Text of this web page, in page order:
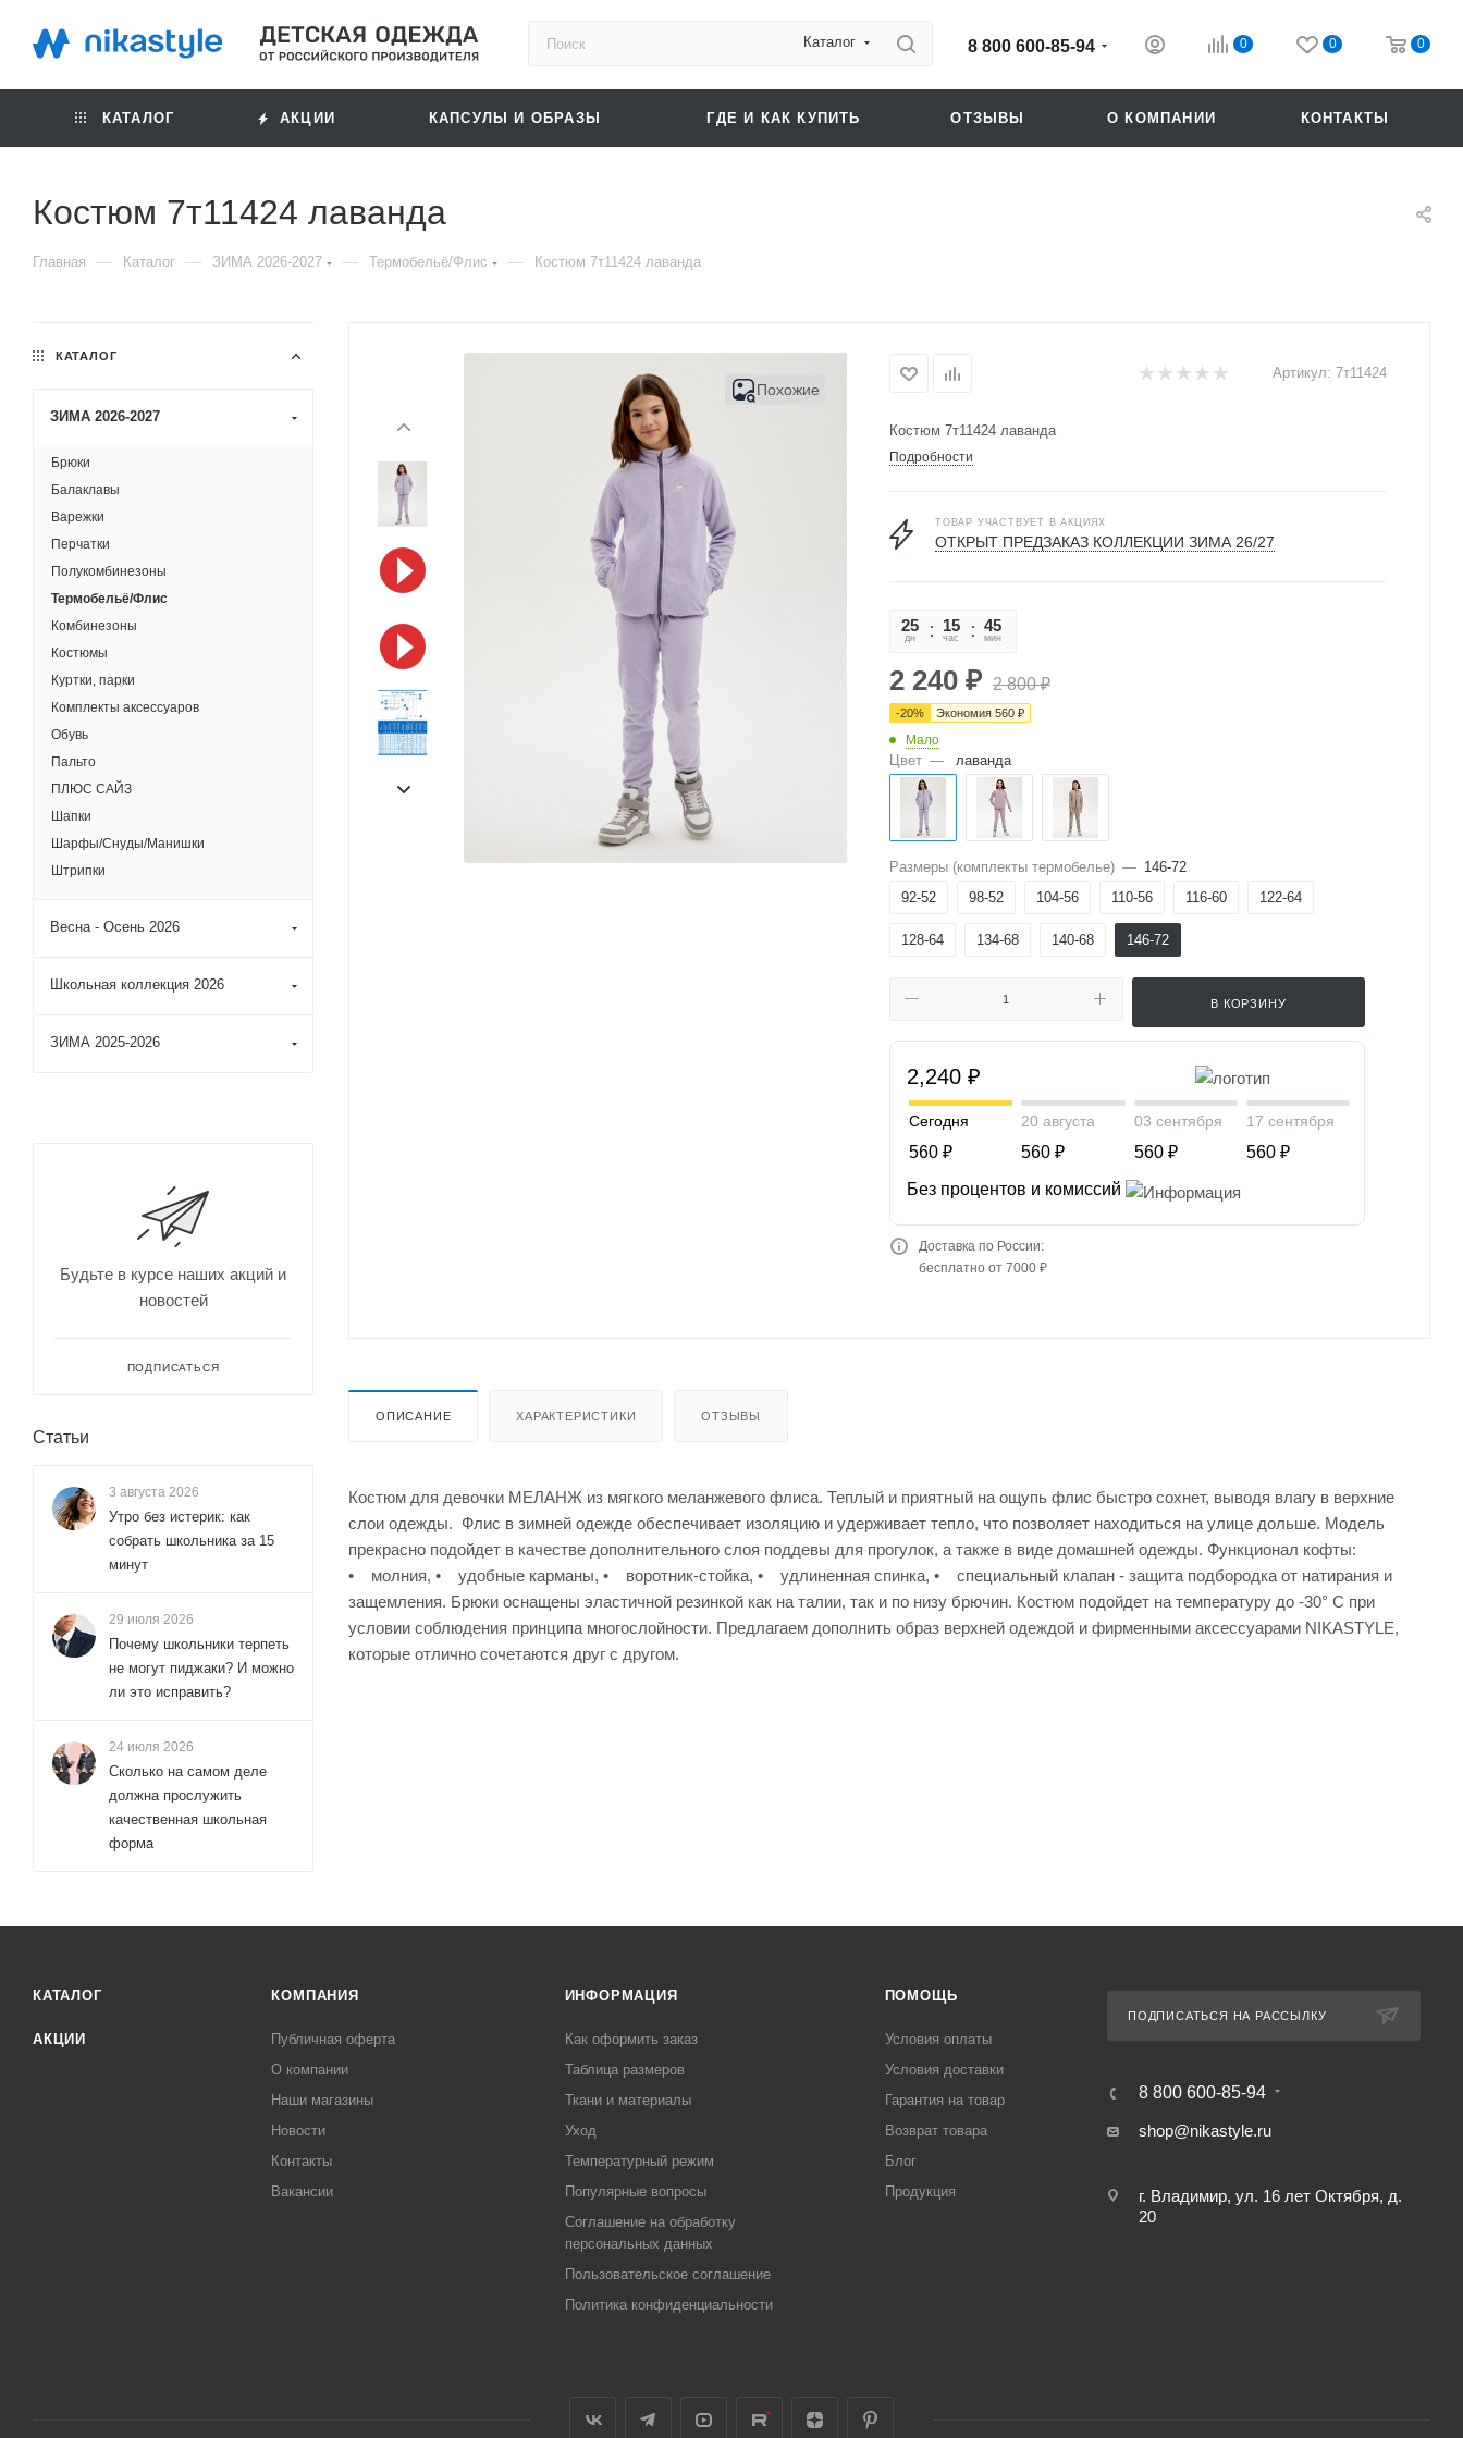
Каталог 8 800 600-85-94 0 0 0
КАТАЛОГ АКЦИИ КАПСУЛЫ И ОБРАЗЫ ГДЕ И КАК КУПИТЬ ОТЗЫВЫ О КОМПАНИИ КОНТАКТЫ
Костюм 7т11424 лаванда
Главная — Каталог — ЗИМА 2026-2027 — Термобельё/Флис — Костюм 7т11424 лаванда
Похожие
Артикул: 7т11424
Костюм 7т11424 лаванда
Подробности
ТОВАР УЧАСТВУЕТ В АКЦИЯХ
ОТКРЫТ ПРЕДЗАКАЗ КОЛЛЕКЦИИ ЗИМА 26/27
25
дн
15
час
45
мин
2 240 ₽ 2 800₽
-20% Экономия 560 ₽
Мало
Цвет — лаванда
Размеры (комплекты термобелье) — 146-72
92-52
98-52 104-56 110-56 116-60 122-64
128-64 134-68 140-68 146-72
В КОРЗИНУ
2,240 ₽
Сегодня
560 ₽
20 августа
560 ₽
03 сентября
560 ₽
17 сентября
560 ₽
Без процентов и комиссий
Доставка по России:
бесплатно от 7000 ₽
ОПИСАНИЕ ХАРАКТЕРИСТИКИ ОТЗЫВЫ
Костюм для девочки МЕЛАНЖ из мягкого меланжевого флиса. Теплый и приятный на ощупь флис быстро сохнет, выводя влагу в верхние
слои одежды. Флис в зимней одежде обеспечивает изоляцию и удерживает тепло, что позволяет находиться на улице дольше. Модель
прекрасно подойдет в качестве дополнительного слоя поддевы для прогулок, а также в виде домашней одежды. Функционал кофты:
• молния, • удобные карманы, • воротник-стойка, • удлиненная спинка, • специальный клапан - защита подбородка от натирания и
защемления. Брюки оснащены эластичной резинкой как на талии, так и по низу брючин. Костюм подойдет на температуру до -30° С при
условии соблюдения принципа многослойности. Предлагаем дополнить образ верхней одеждой и фирменными аксессуарами NIKASTYLE,
которые отлично сочетаются друг с другом.
КАТАЛОГ
ЗИМА 2026-2027
Брюки
Балаклавы
Варежки
Перчатки
Полукомбинезоны
Термобельё/Флис
Комбинезоны
Костюмы
Куртки, парки
Комплекты аксессуаров
Обувь
Пальто
ПЛЮС САЙЗ
Шапки
Шарфы/Снуды/Манишки
Штрипки
Весна - Осень 2026
Школьная коллекция 2026
ЗИМА 2025-2026
Будьте в курсе наших акций и
новостей
ПОДПИСАТЬСЯ
Статьи
3 августа 2026
Утро без истерик: как
собрать школьника за 15
минут
29 июля 2026
Почему школьники терпеть
не могут пиджаки? И можно
ли это исправить?
24 июля 2026
Сколько на самом деле
должна прослужить
качественная школьная
форма
КАТАЛОГ
АКЦИИ
КОМПАНИЯ
Публичная оферта
О компании
Наши магазины
Новости
Контакты
Вакансии
ИНФОРМАЦИЯ
Как оформить заказ
Таблица размеров
Ткани и материалы
Уход
Температурный режим
Популярные вопросы
Соглашение на обработку
персональных данных
Пользовательское соглашение
Политика конфиденциальности
ПОМОЩЬ
Условия оплаты
Условия доставки
Гарантия на товар
Возврат товара
Блог
Продукция
ПОДПИСАТЬСЯ НА РАССЫЛКУ
8 800 600-85-94
shop@nikastyle.ru
г. Владимир, ул. 16 лет Октября, д.
20